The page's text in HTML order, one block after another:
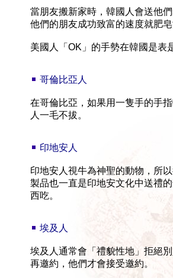
當朋友搬新家時，韓國人會送他
他們的朋友成功致富的速度就肥
美國人「 OK 」的手勢在韓國是表
哥倫比亞人
在哥倫比亞，如果用一隻手的手
人一毛不拔。
印地安人
印地安人視牛為神聖的動物，所
製品也一直是印地安文化中送禮
西吃。
埃及人
埃及人通常會「禮貌性地」拒絕
再邀約，他們才會接受邀約。